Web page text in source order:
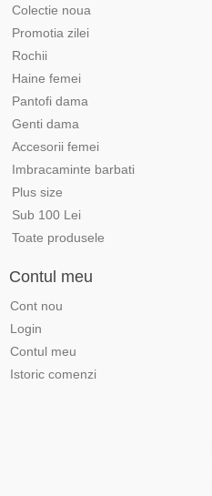
Colectie noua
Promotia zilei
Rochii
Haine femei
Pantofi dama
Genti dama
Accesorii femei
Imbracaminte barbati
Plus size
Sub 100 Lei
Toate produsele
Contul meu
Cont nou
Login
Contul meu
Istoric comenzi